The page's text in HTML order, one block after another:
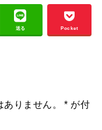
送る Pocket
りません。 * が付